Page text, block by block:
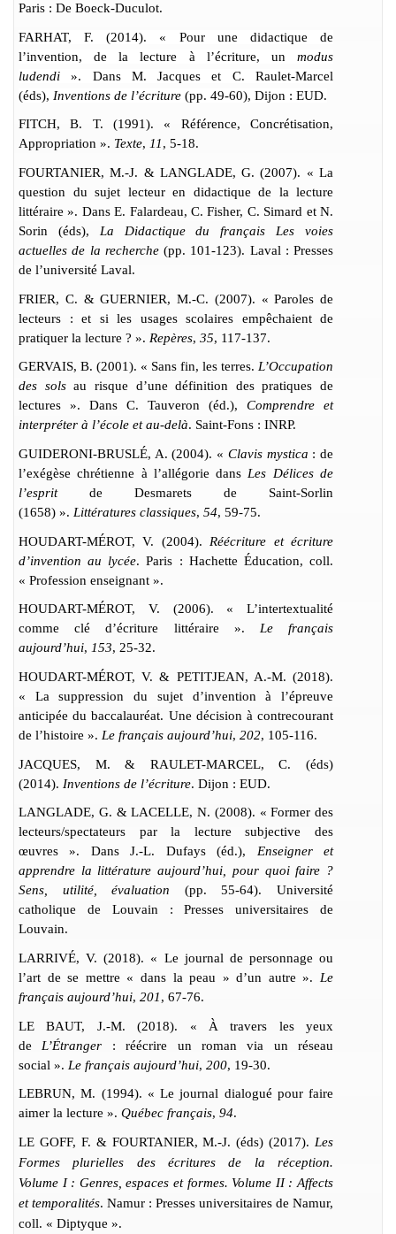
Paris : De Boeck-Duculot.
FARHAT, F. (2014). « Pour une didactique de
l’invention, de la lecture à l’écriture, un modus
ludendi ». Dans M. Jacques et C. Raulet-Marcel
(éds), Inventions de l’écriture (pp. 49-60), Dijon : EUD.
FITCH, B. T. (1991). « Référence, Concrétisation,
Appropriation ». Texte, 11, 5-18.
FOURTANIER, M.-J. & LANGLADE, G. (2007). « La
question du sujet lecteur en didactique de la lecture
littéraire ». DansE. Falardeau, C. Fisher, C. Simard et N.
Sorin (éds), La Didactique du français Les voies
actuelles de la recherche(pp. 101-123). Laval : Presses
de l’université Laval.
FRIER, C. & GUERNIER, M.-C. (2007). « Paroles de
lecteurs : et si les usages scolaires empêchaient de
pratiquer la lecture ? ». Repères, 35, 117-137.
GERVAIS, B. (2001). « Sans fin, les terres. L’Occupation
des solsau risque d’une définition des pratiques de
lectures ». Dans C. Tauveron (éd.), Comprendre et
interpréter à l’école et au-delà. Saint-Fons : INRP.
GUIDERONI-BRUSLÉ, A. (2004). « Clavis mystica : de
l’exégèse chrétienne à l’allégorie dans Les Délices de
l’espritde Desmarets de Saint-Sorlin
(1658) ». Littératures classiques, 54, 59-75.
HOUDART-MÉROT, V. (2004). Réécriture et écriture
d’invention au lycée. Paris : Hachette Éducation, coll.
« Profession enseignant ».
HOUDART-MÉROT, V. (2006). « L’intertextualité
comme clé d’écriture littéraire ». Le français
aujourd’hui, 153, 25-32.
HOUDART-MÉROT, V. & PETITJEAN, A.-M. (2018).
« La suppression du sujet d’invention à l’épreuve
anticipée du baccalauréat. Une décision à contrecourant
de l’histoire ». Le français aujourd’hui, 202, 105-116.
JACQUES, M. & RAULET-MARCEL, C. (éds)
(2014). Inventions de l’écriture. Dijon : EUD.
LANGLADE, G. & LACELLE, N. (2008). « Former des
lecteurs/spectateurs par la lecture subjective des
œuvres ». Dans J.-L. Dufays (éd.), Enseigner et
apprendre la littérature aujourd’hui, pour quoi faire ?
Sens, utilité, évaluation (pp. 55-64). Université
catholique de Louvain : Presses universitaires de
Louvain.
LARRIVÉ, V. (2018). « Le journal de personnage ou
l’art de se mettre « dans la peau » d’un autre ». Le
français aujourd’hui, 201, 67-76.
LE BAUT, J.-M. (2018). « À travers les yeux
de
L’Étranger : réécrire un roman via un réseau
social ». Le français aujourd’hui, 200, 19-30.
LEBRUN, M. (1994). « Le journal dialogué pour faire
aimer la lecture ». Québec français, 94.
LE GOFF, F. & FOURTANIER, M.-J. (éds) (2017). Les
Formes plurielles des écritures de la réception.
Volume I : Genres, espaces et formes. Volume II : Affects
et temporalités. Namur : Presses universitaires de Namur,
coll. « Diptyque ».